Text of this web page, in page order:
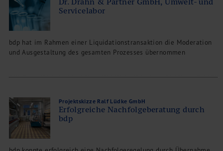
Servicelabor
bdp hat im Rahmen einer Liquidationstransaktion die Moderation
und Ausgestaltung des gesamten Prozesses übernommen
Projektskizze Ralf Lüdke GmbH
Erfolgreiche Nachfolgeberatung durch
bdp